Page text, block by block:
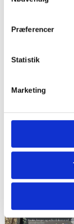
Præferencer
Statistik
Marketing
Den historiske